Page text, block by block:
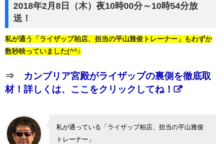
2018年2月8日（木）夜10時00分～10時54分放
送！
私が通う「ライザップ柏店、担当の平山雅俊トレーナー」もわずか
数秒映っていました(^^♪
⇒ カンブリア宮殿がライザップの裏側を徹底取
材！詳しくは、ここをクリックしてね！
私が通っている「ライザップ柏店、担当の平山雅俊
トレーナー」